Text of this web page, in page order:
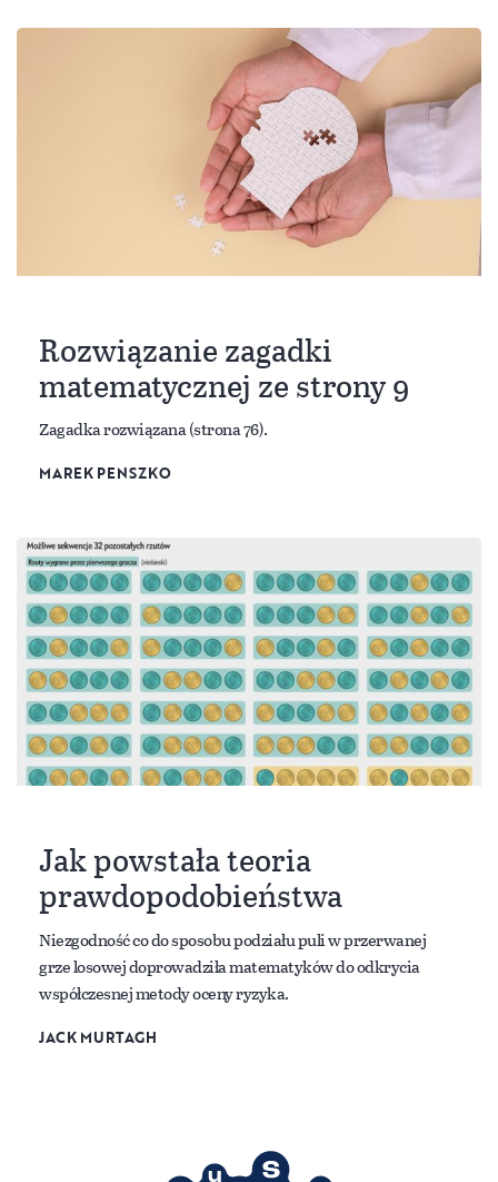
Rozwiązanie zagadki
matematycznej ze strony 9
Zagadka rozwiązana (strona 76).
MAREK PENSZKO
Jak powstała teoria
prawdopodobieństwa
Niezgodność co do sposobu podziału puli w przerwanej
grze losowej doprowadziła matematyków do odkrycia
współczesnej metody oceny ryzyka.
JACK MURTAGH